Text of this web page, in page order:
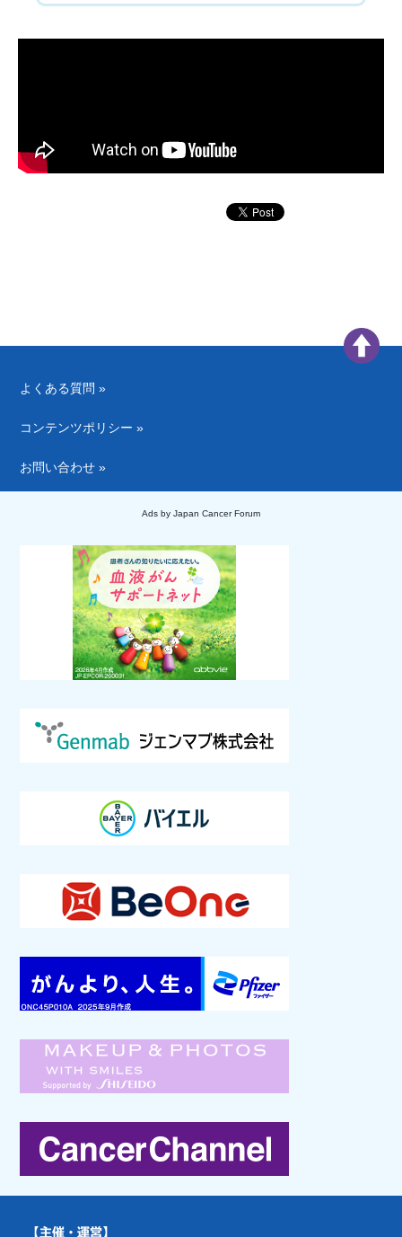
よくある質問 »
コンテンツポリシー »
お問い合わせ »
Ads by Japan Cancer Forum
【主催・運営】